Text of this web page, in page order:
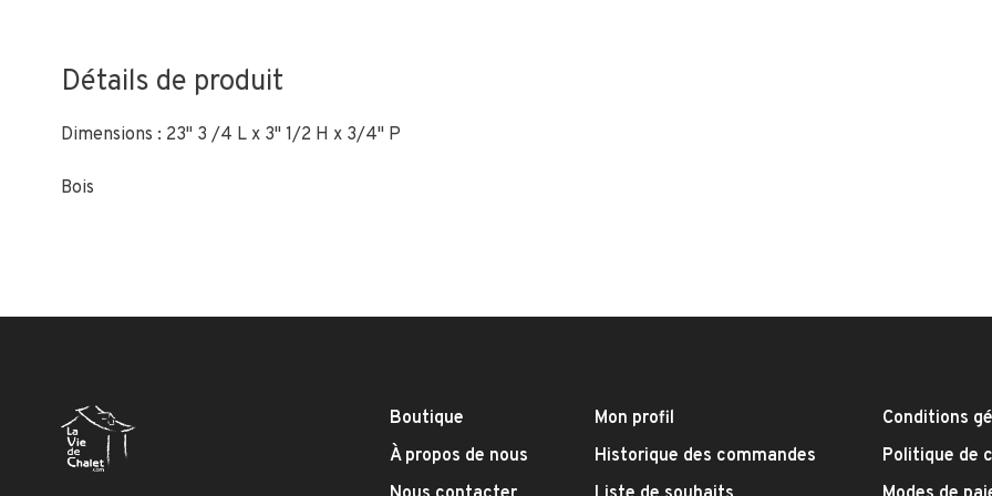
Détails de produit
Dimensions : 23" 3 /4 L x 3" 1/2 H x 3/4" P
Bois
Boutique
À propos de nous
Mon profil
Historique des commandes
Conditions
Politique de